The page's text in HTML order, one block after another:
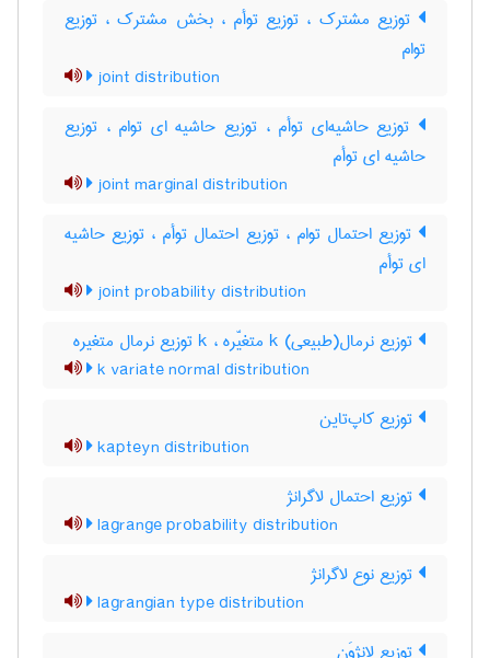
توزیع مشترک ، توزیع توأم ، بخش مشترک ، توزیع
توام
joint distribution
توزیع حاشیه‌ای توأم ، توزیع حاشیه ای توام ، توزیع
حاشیه ای توأم
joint marginal distribution
توزیع احتمال توام ، توزیع احتمال توأم ، توزیع حاشیه
ای توأم
joint probability distribution
توزیع نرمال(طبیعی) k متغیّره ، k توزیع نرمال متغیره
k variate normal distribution
توزیع کاپ‌تاین
kapteyn distribution
توزیع احتمال لاگرانژ
lagrange probability distribution
توزیع نوع لاگرانژ
lagrangian type distribution